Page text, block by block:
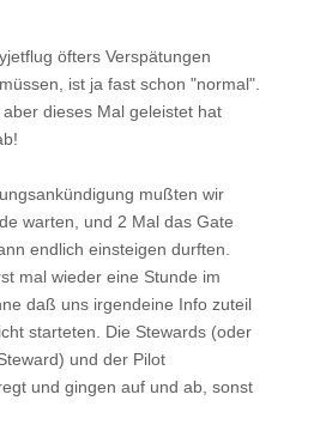
öfters Verspätungen
ist ja fast schon "normal".
dieses Mal geleistet hat
mußten wir
warten, und 2 Mal das Gate
endlich einsteigen durften.
mal wieder eine Stunde im
daß uns irgendeine Info zuteil
starteten. Die Stewards (oder
und der Pilot
und gingen auf und ab, sonst